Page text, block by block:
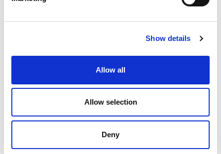
Show details
Allow all
Allow selection
Deny
EXTRUDE HONE 如何重新定义一级方程式赛车的性能极